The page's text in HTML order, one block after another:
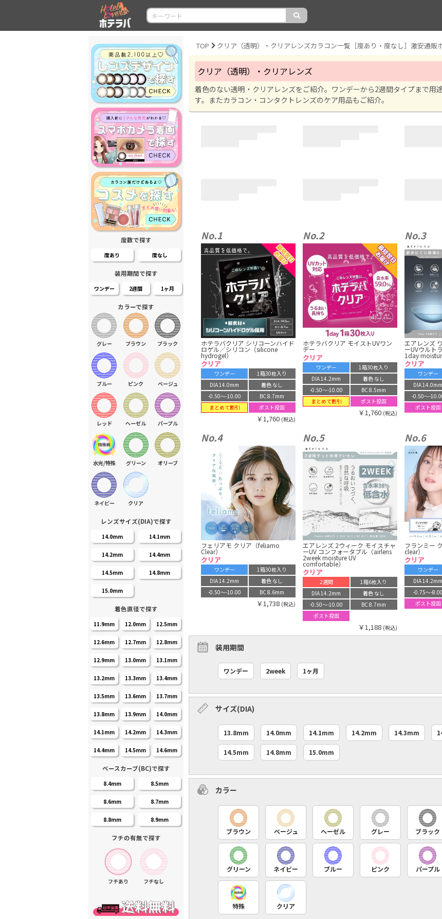
度数で探す
度あり 度なし
装用期間で探す
ワンデー 2週間 1ヶ月
カラーで探す
グレー ブラウン ブラック
ブルー ピンク ベージュ
レッド ヘーゼル パープル
水光/特殊 グリーン オリーブ
ネイビー クリア
レンズサイズ(DIA)で探す
14.0mm 14.1mm
14.2mm 14.4mm
14.5mm 14.8mm
15.0mm
着色直径で探す
11.9mm 12.0mm 12.5mm
12.6mm 12.7mm 12.8mm
12.9mm 13.0mm 13.1mm
13.2mm 13.3mm 13.4mm
13.5mm 13.6mm 13.7mm
13.8mm 13.9mm 14.0mm
14.1mm 14.2mm 14.3mm
14.4mm 14.5mm 14.6mm
ベースカーブ(BC)で探す
8.4mm 8.5mm
8.6mm 8.7mm
8.8mm 8.9mm
フチの有無で探す
フチあり フチなし
TOP クリア（透明）・クリアレンズカラコン一覧［度あり・度なし］激安通販
クリア（透明）・クリアレンズ
着色のない透明・クリアレンズをご紹介。ワンデーから2週間タイプまで用
す。またカラコン・コンタクトレンズのケア用品もご紹介。
No.1
ホテラバクリア シリコーンハイド
ロゲル／シリコン（silicone
hydrogel）
クリア
ワンデー
1箱30枚入り
DIA 14.0mm
着色 なし
-0.50〜-10.00
BC 8.7mm
まとめて割引
ポスト投函
￥1,760 (税込)
No.2
ホテラバクリア モイストUVワン
デー
クリア
ワンデー
1箱30枚入り
DIA 14.2mm
着色 なし
-0.50〜-10.00
BC 8.5mm
まとめて割引
ポスト投函
￥1,760 (税込)
No.3
エアレンズ
ーUVウルト
1day
クリア
ワンデー
DIA 14.0mm
-0.50〜-
ポスト投函
No.4
フェリアモ クリア（feliamo
Clear）
クリア
ワンデー
1箱30枚入り
DIA 14.2mm
着色 なし
-0.50〜-10.00
BC 8.6mm
￥1,738 (税込)
No.5
エアレンズ 2ウィーク モイスチャ
ーUV コンフォータブル（airlens
2week moisture UV
comfortable）
クリア
2週間
1箱6枚入り
DIA 14.2mm
着色 なし
-0.50〜-10.00
BC 8.7mm
ポスト投函
￥1,188 (税込)
No.6
フランミー
clear）
クリア
ワンデー
DIA 14.2mm
-0.75〜-8.00
ポスト投函
装用期間
ワンデー 2week 1ヶ月
サイズ(DIA)
13.8mm 14.0mm 14.1mm 14.2mm 14.3mm
14.5mm 14.8mm 15.0mm
カラー
ブラウン ベージュ ヘーゼル グレー ブラック
グリーン ネイビー ブルー ピンク パープル
特殊 クリア